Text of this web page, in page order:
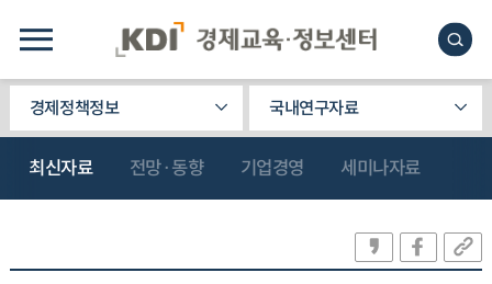
경제정책정보 국내연구자료
최신자료 전망·동향 기업경영 세미나자료